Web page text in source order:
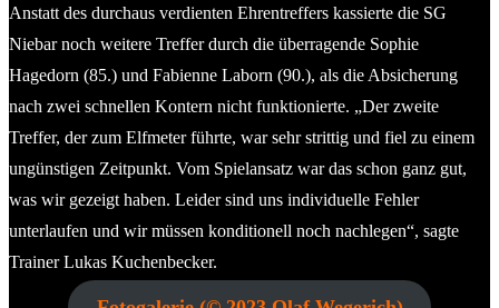
Anstatt des durchaus verdienten Ehrentreffers kassierte die SG
Niebar noch weitere Treffer durch die überragende Sophie
Hagedorn (85.) und Fabienne Laborn (90.), als die Absicherung
nach zwei schnellen Kontern nicht funktionierte. „Der zweite
Treffer, der zum Elfmeter führte, war sehr strittig und fiel zu einem
ungünstigen Zeitpunkt. Vom Spielansatz war das schon ganz gut,
was wir gezeigt haben. Leider sind uns individuelle Fehler
unterlaufen und wir müssen konditionell noch nachlegen“, sagte
Trainer Lukas Kuchenbecker.